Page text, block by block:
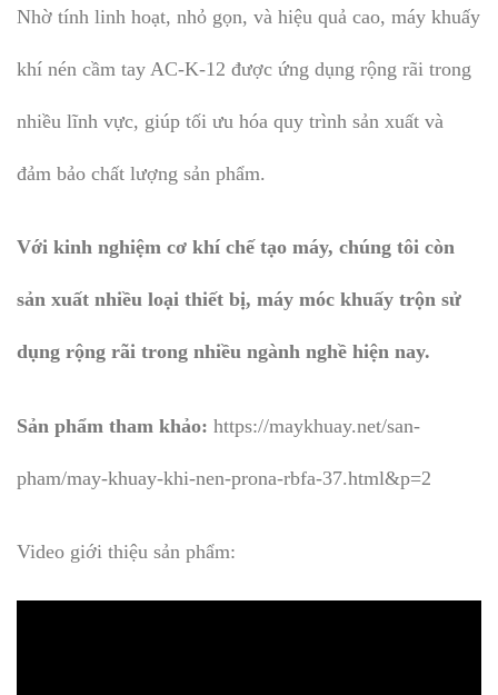
Nhờ tính linh hoạt, nhỏ gọn, và hiệu quả cao, máy khuấy
khí nén cầm tay AC-K-12 được ứng dụng rộng rãi trong
nhiều lĩnh vực, giúp tối ưu hóa quy trình sản xuất và
đảm bảo chất lượng sản phẩm.
Với kinh nghiệm cơ khí chế tạo máy, chúng tôi còn
sản xuất nhiều loại thiết bị, máy móc khuấy trộn sử
dụng rộng rãi trong nhiều ngành nghề hiện nay.
Sản phẩm tham khảo: https://maykhuay.net/san-
pham/may-khuay-khi-nen-prona-rbfa-37.html&p=2
Video giới thiệu sản phẩm: